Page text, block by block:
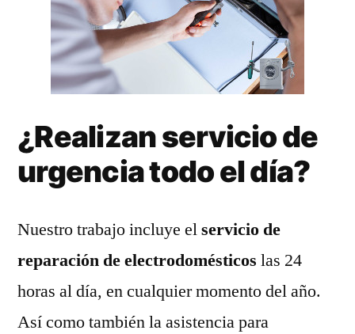
¿Realizan servicio de
urgencia todo el día?
Nuestro trabajo incluye elservicio de
reparación de electrodomésticos las 24
horas al día, en cualquier momento del año.
Así como también la asistencia para